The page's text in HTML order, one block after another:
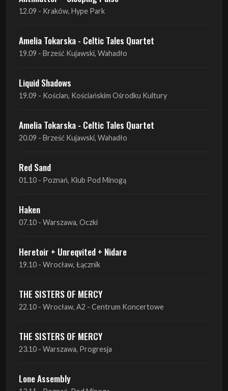
19.09 - Brześć Kujawski, Wahadło
Liquid Shadows
19.09 - Kościan, Kościańskim Ośrodku Kultury
Amelia Tokarska - Celtic Tales Quartet
20.09 - Brześć Kujawski, Wahadło
Red Sand
Haken
Heretoir + Unreqvited + Nidare
THE SISTERS OF MERCY
22.10 - Wrocław, A2 - Centrum Koncertowe
THE SISTERS OF MERCY
Lone Assembly
Lone Assembly
14.11 - Piekary Śląskie, OK Andaluzja